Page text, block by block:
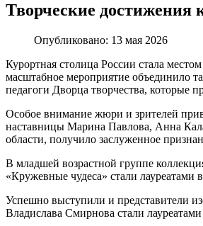
Творческие достижения
Опубликовано: 13 мая 2026
Курортная столица России стала
масштабное мероприятие объединило
педагоги Дворца творчества, которые
Особое внимание жюри и зрителей
наставницы Марина Павлова, Анна
области, получило заслуженное
В младшей возрастной группе
«Кружевные чудеса» стали
Успешно выступили и представители
Владислава Смирнова стали